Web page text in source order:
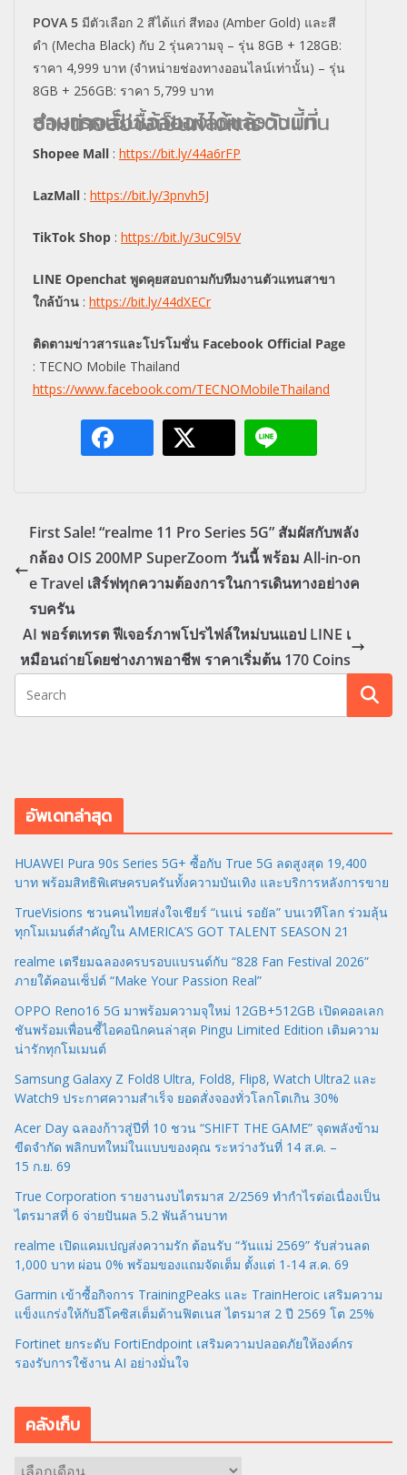
POVA 5 มีตัวเลือก 2 สีได้แก่ สีทอง (Amber Gold) และสี
ดำ (Mecha Black) กับ 2 รุ่นความจุ – รุ่น 8GB + 128GB:
ราคา 4,999 บาท (จำหน่ายช่องทางออนไลน์เท่านั้น) – รุ่น
8GB + 256GB: ราคา 5,799 บาท
สามารถเป็นเจ้าของได้แล้ววันนี้ที่ช่องทางสั่งซื้อออนไลน์และตัวแทนจำหน่ายอย่างเป็นทางการ
Shopee Mall : https://bit.ly/44a6rFP
LazMall : https://bit.ly/3pnvh5J
TikTok Shop : https://bit.ly/3uC9l5V
LINE Openchat พูดคุยสอบถามกับทีมงานตัวแทนสาขา
ใกล้บ้าน : https://bit.ly/44dXECr
ติดตามข่าวสารและโปรโมชั่น Facebook Official Page
: TECNO Mobile Thailand
https://www.facebook.com/TECNOMobileThailand
First Sale! “realme 11 Pro Series 5G” สัมผัสกับพลัง
กล้อง OIS 200MP SuperZoom วันนี้ พร้อม All-in-on
e Travel เสิร์ฟทุกความต้องการในการเดินทางอย่างค
รบครัน
AI พอร์ตเทรต ฟีเจอร์ภาพโปรไฟล์ใหม่บนแอป LINE เ
หมือนถ่ายโดยช่างภาพอาชีพ ราคาเริ่มต้น 170 Coins
อัพเดทล่าสุด
HUAWEI Pura 90s Series 5G+ ซื้อกับ True 5G ลดสูงสุด 19,400
บาท พร้อมสิทธิพิเศษครบครันทั้งความบันเทิง และบริการหลังการขาย
TrueVisions ชวนคนไทยส่งใจเชียร์ “เนเน่ รอยัล” บนเวทีโลก ร่วมลุ้น
ทุกโมเมนต์สำคัญใน AMERICA’S GOT TALENT SEASON 21
realme เตรียมฉลองครบรอบแบรนด์กับ “828 Fan Festival 2026”
ภายใต้คอนเซ็ปต์ “Make Your Passion Real”
OPPO Reno16 5G มาพร้อมความจุใหม่ 12GB+512GB เปิดคอลเลก
ชันพร้อมเพื่อนซี้ไอคอนิกคนล่าสุด Pingu Limited Edition เติมความ
น่ารักทุกโมเมนต์
Samsung Galaxy Z Fold8 Ultra, Fold8, Flip8, Watch Ultra2 และ
Watch9 ประกาศความสำเร็จ ยอดสั่งจองทั่วโลกโตเกิน 30%
Acer Day ฉลองก้าวสู่ปีที่ 10 ชวน “SHIFT THE GAME” จุดพลังข้าม
ขีดจำกัด พลิกบทใหม่ในแบบของคุณ ระหว่างวันที่ 14 ส.ค. –
15 ก.ย. 69
True Corporation รายงานงบไตรมาส 2/2569 ทำกำไรต่อเนื่องเป็น
ไตรมาสที่ 6 จ่ายปันผล 5.2 พันล้านบาท
realme เปิดแคมเปญส่งความรัก ต้อนรับ “วันแม่ 2569” รับส่วนลด
1,000 บาท ผ่อน 0% พร้อมของแถมจัดเต็ม ตั้งแต่ 1-14 ส.ค. 69
Garmin เข้าซื้อกิจการ TrainingPeaks และ TrainHeroic เสริมความ
แข็งแกร่งให้กับอีโคซิสเต็มด้านฟิตเนส ไตรมาส 2 ปี 2569 โต 25%
Fortinet ยกระดับ FortiEndpoint เสริมความปลอดภัยให้องค์กร
รองรับการใช้งาน AI อย่างมั่นใจ
คลังเก็บ